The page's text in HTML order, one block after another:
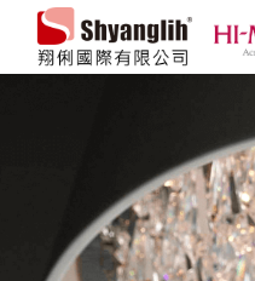
翔俐國際有